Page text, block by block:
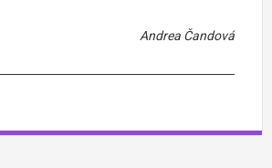
Andrea Čandová